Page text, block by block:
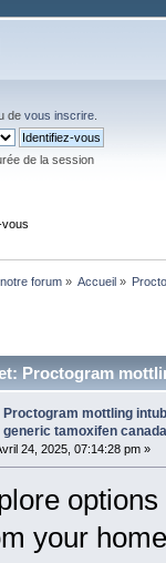
de vous inscrire
de la session
forum» Accueil»
Proctogram
Proctogram mottling
generic tamoxifen
24, 2025, 07:14:28 pm »
your